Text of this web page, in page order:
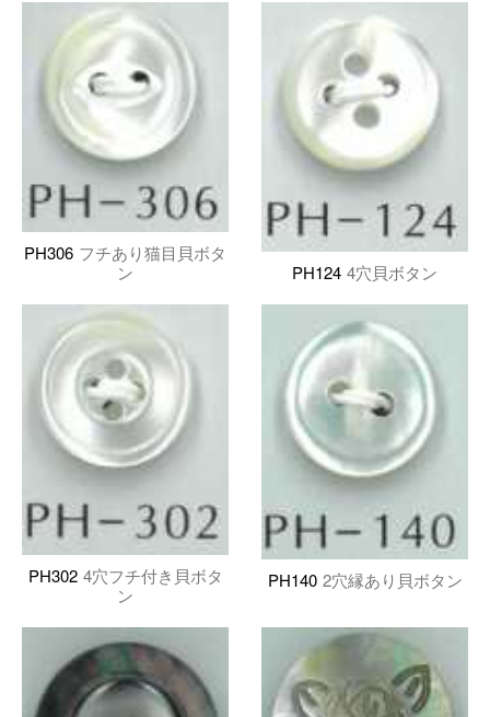
PH306 フチあり猫目貝ボタ
ン
PH124 4穴貝ボタン
PH302 4穴フチ付き貝ボタ
ン
PH140 2穴縁あり貝ボタン